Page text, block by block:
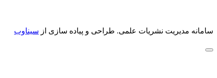
سامانه مدیریت نشریات علمی. طراحی و پیاده سازی از سیناوب